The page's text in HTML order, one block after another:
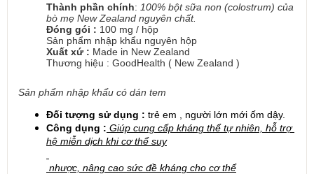
Thành phần chính: 100% bột sữa non (colostrum) của
bò mẹ New Zealand nguyên chất.
Đóng gói : 100 mg / hộp
Sản phẩm nhập khẩu nguyên hộp
Xuất xứ : Made in New Zealand
Thương hiệu : GoodHealth ( New Zealand )
Sản phẩm nhập khẩu có dán tem
Đối tượng sử dụng : trẻ em , người lớn mới ốm dậy.
Công dụng : Giúp cung cấp kháng thể tự nhiên, hỗ trợ
hệ miễn dịch khi cơ thể suy
nhược, nâng cao sức đề kháng cho cơ thể